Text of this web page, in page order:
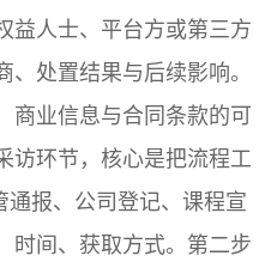
益人士、平台方或第三方
处置结果与后续影响。
商业信息与合同条款的可
访环节，核心是把流程工
通报、公司登记、课程宣
时间、获取方式。第二步